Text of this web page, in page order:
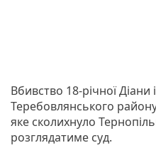
Вбивство 18-річної Діани
Теребовлянського
яке сколихнуло
розглядатиме суд.